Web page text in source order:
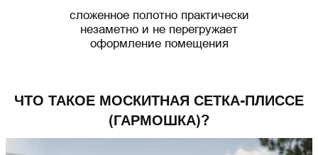
сложенное полотно практически
незаметно и не перегружает
оформление помещения
ЧТО ТАКОЕ МОСКИТНАЯ СЕТКА-ПЛИССЕ
(ГАРМОШКА)?